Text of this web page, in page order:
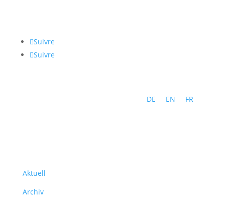
Suivre
Suivre
DE EN FR
Aktuell
Archiv